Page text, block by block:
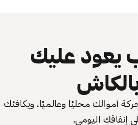
يعود عليك
أموالك محليًا وعالميًا، ويكافئك
إنفاقك اليومي.